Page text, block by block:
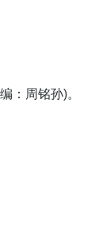
：周铭孙)。